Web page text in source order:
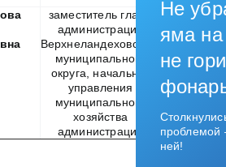
заместитель главы
администрации
Верхнеландеховского
муниципального
округа, начальник
управления
муниципального
хозяйства
администрации
пятница
8.00 —
16.00
Не
яма на
не
ней!